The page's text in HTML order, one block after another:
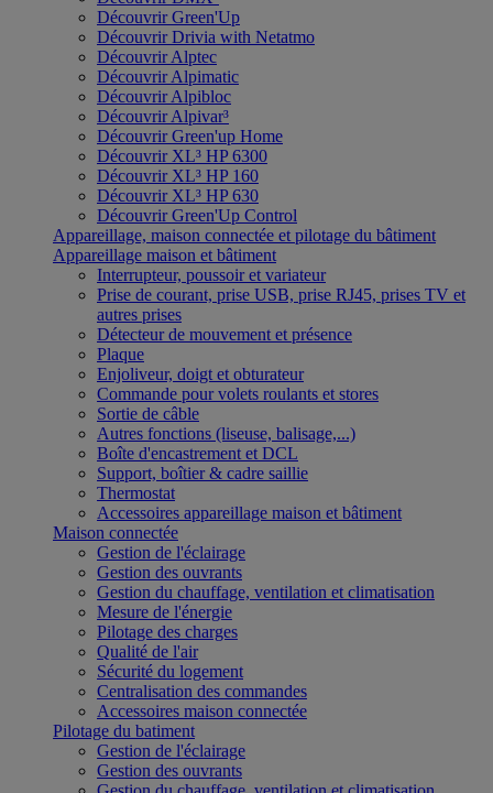
Découvrir Green'Up
Découvrir Drivia with Netatmo
Découvrir Alptec
Découvrir Alpimatic
Découvrir Alpibloc
Découvrir Alpivar³
Découvrir Green'up Home
Découvrir XL³ HP 6300
Découvrir XL³ HP 160
Découvrir XL³ HP 630
Découvrir Green'Up Control
Appareillage, maison connectée et pilotage du bâtiment
Appareillage maison et bâtiment
Interrupteur, poussoir et variateur
Prise de courant, prise USB, prise RJ45, prises TV et
autres prises
Détecteur de mouvement et présence
Plaque
Enjoliveur, doigt et obturateur
Commande pour volets roulants et stores
Sortie de câble
Autres fonctions (liseuse, balisage,...)
Boîte d'encastrement et DCL
Support, boîtier & cadre saillie
Thermostat
Accessoires appareillage maison et bâtiment
Maison connectée
Gestion de l'éclairage
Gestion des ouvrants
Gestion du chauffage, ventilation et climatisation
Mesure de l'énergie
Pilotage des charges
Qualité de l'air
Sécurité du logement
Centralisation des commandes
Accessoires maison connectée
Pilotage du batiment
Gestion de l'éclairage
Gestion des ouvrants